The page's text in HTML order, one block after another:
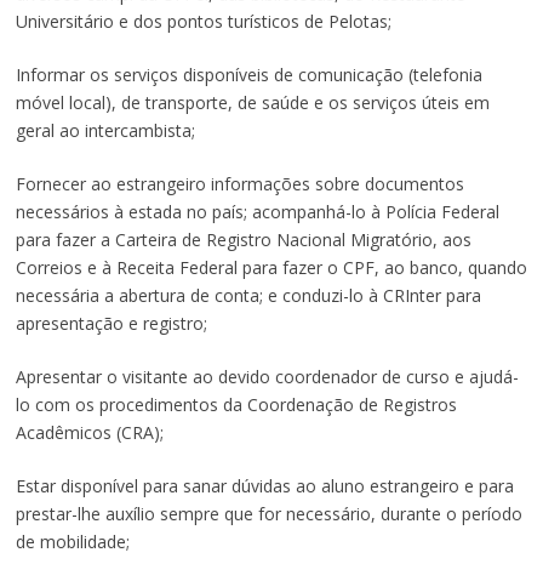
Universitário e dos pontos turísticos de Pelotas;
Informar os serviços disponíveis de comunicação (telefonia
móvel local), de transporte, de saúde e os serviços úteis em
geral ao intercambista;
Fornecer ao estrangeiro informações sobre documentos
necessários à estada no país; acompanhá-lo à Polícia Federal
para fazer a Carteira de Registro Nacional Migratório, aos
Correios e à Receita Federal para fazer o CPF, ao banco, quando
necessária a abertura de conta; e conduzi-lo à CRInter para
apresentação e registro;
Apresentar o visitante ao devido coordenador de curso e ajudá-
lo com os procedimentos da Coordenação de Registros
Acadêmicos (CRA);
Estar disponível para sanar dúvidas ao aluno estrangeiro e para
prestar-lhe auxílio sempre que for necessário, durante o período
de mobilidade;